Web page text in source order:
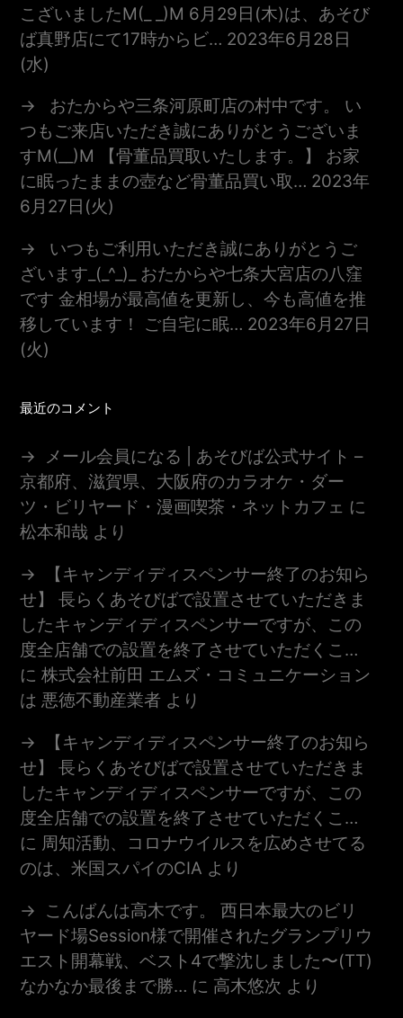
こざいましたm(_ _)m 6月29日(木)は、あそび
ば真野店にて17時からビ… 2023年6月28日
(水)
おたからや三条河原町店の村中です。 い
つもご来店いただき誠にありがとうございま
すm(__)m 【骨董品買取いたします。】 お家
に眠ったままの壺など骨董品買い取… 2023年
6月27日(火)
いつもご利用いただき誠にありがとうご
ざいます_(_^_)_ おたからや七条大宮店の八窪
です 金相場が最高値を更新し、今も高値を推
移しています！ ご自宅に眠… 2023年6月27日
(火)
最近のコメント
メール会員になる | あそびば公式サイト –
京都府、滋賀県、大阪府のカラオケ・ダー
ツ・ビリヤード・漫画喫茶・ネットカフェ に
松本和哉 より
【キャンディディスペンサー終了のお知ら
せ】 長らくあそびばで設置させていただきま
したキャンディディスペンサーですが、この
度全店舗での設置を終了させていただくこ…
に株式会社前田 エムズ・コミュニケーション
は 悪徳不動産業者 より
【キャンディディスペンサー終了のお知ら
せ】 長らくあそびばで設置させていただきま
したキャンディディスペンサーですが、この
度全店舗での設置を終了させていただくこ…
に 周知活動、コロナウイルスを広めさせてる
のは、米国スパイのCIA より
こんばんは高木です。 西日本最大のビリ
ヤード場session様で開催されたグランプリウ
エスト開幕戦、ベスト4で撃沈しました〜(TT)
なかなか最後まで勝… に 高木悠次 より